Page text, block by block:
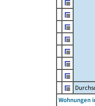
Wohnungen